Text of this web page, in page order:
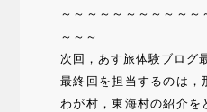
～～～～～～～～～～～
～～～
次回，あす旅体験ブログ
最終回を担当するのは，
わが村，東海村の紹介を